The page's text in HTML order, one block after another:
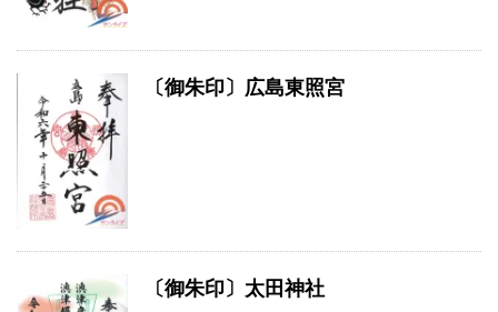
〔御朱印〕広島東照宮
〔御朱印〕太田神社